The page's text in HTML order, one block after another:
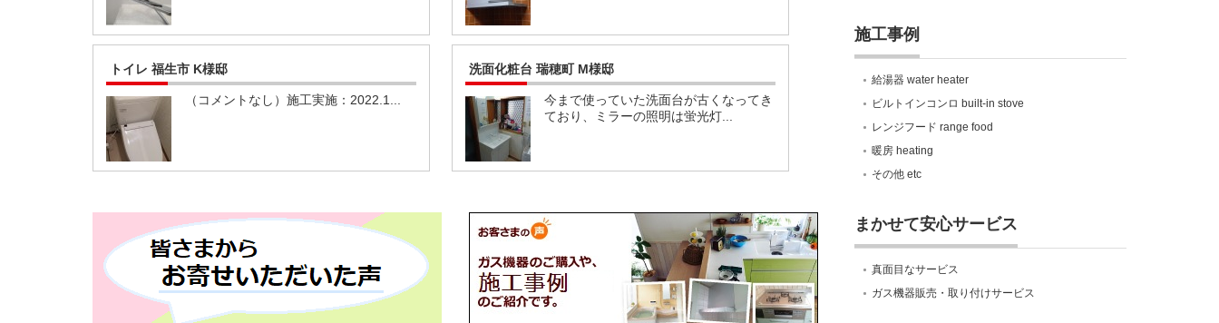
トイレ 福生市 K様邸
（コメントなし）施工実施：2022.1...
洗面化粧台 瑞穂町 M様邸
今まで使っていた洗面台が古くなってき
ており、ミラーの照明は蛍光灯...
施工事例
給湯器 water heater
ビルトインコンロ built-in stove
レンジフード range food
暖房 heating
その他 etc
まかせて安心サービス
真面目なサービス
ガス機器販売・取り付けサービス